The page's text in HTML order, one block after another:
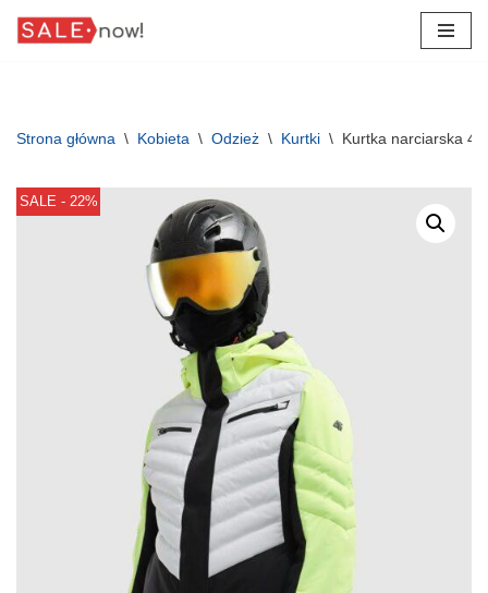
Strona główna \ Kobieta \ Odzież \ Kurtki \ Kurtka narciarska
SALE - 22%